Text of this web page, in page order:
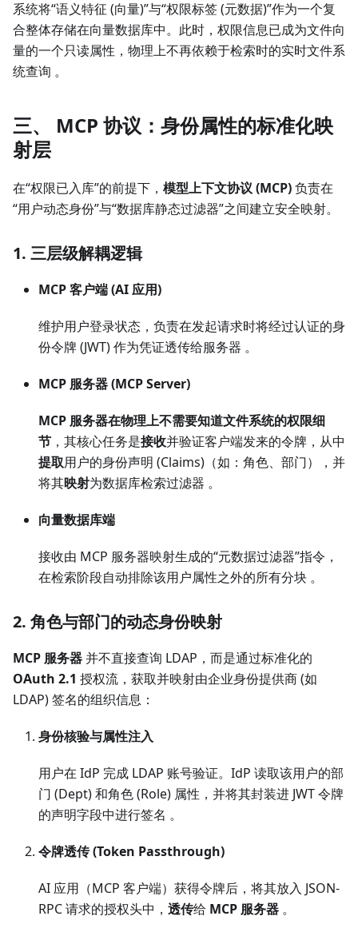
系统将“语义特征 (向量)”与“权限标签 (元数据)”作为一个复
合整体存储在向量数据库中。此时，权限信息已成为文件向
量的一个只读属性，物理上不再依赖于检索时的实时文件系
统查询 。
三、 MCP 协议：身份属性的标准化映
射层
在“权限已入库”的前提下， 模型上下文协议 (MCP)负责在
“用户动态身份”与“数据库静态过滤器”之间建立安全映射。
1. 三层级解耦逻辑
MCP 客户端 (AI 应用)
维护用户登录状态，负责在发起请求时将经过认证的身
份令牌 (JWT) 作为凭证透传给服务器 。
MCP 服务器 (MCP Server)
MCP 服务器在物理上不需要知道文件系统的权限细
节 ，其核心任务是接收并验证客户端发来的令牌，从中
提取用户的身份声明 (Claims)（如：角色、部门），并
将其映射为数据库检索过滤器 。
向量数据库端
接收由 MCP 服务器映射生成的“元数据过滤器”指令，
在检索阶段自动排除该用户属性之外的所有分块 。
2. 角色与部门的动态身份映射
MCP 服务器并不直接查询 LDAP，而是通过标准化的
OAuth 2.1 授权流，获取并映射由企业身份提供商 (如
LDAP) 签名的组织信息：
身份核验与属性注入
用户在 IdP 完成 LDAP 账号验证。IdP 读取该用户的部
门 (Dept) 和角色 (Role) 属性，并将其封装进 JWT 令牌
的声明字段中进行签名 。
令牌透传 (Token Passthrough)
AI 应用（MCP 客户端）获得令牌后，将其放入 JSON-
RPC 请求的授权头中， 透传给 MCP 服务器 。